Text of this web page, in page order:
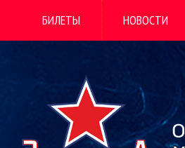
БИЛЕТЫ НОВОСТИ